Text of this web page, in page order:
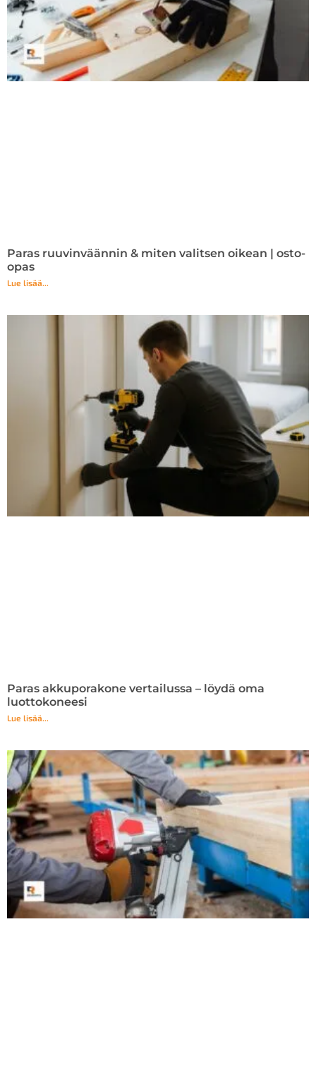
Paras ruuvinväännin & miten valitsen oikean | osto-
opas
Lue lisää...
Paras akkuporakone vertailussa – löydä oma
luottokoneesi
Lue lisää...